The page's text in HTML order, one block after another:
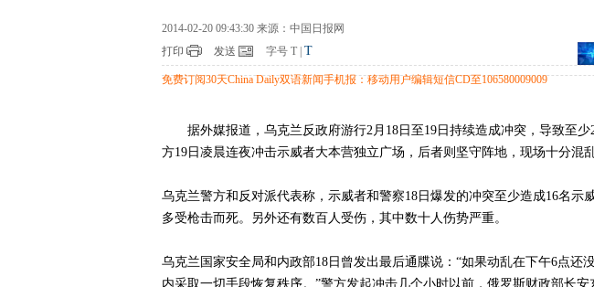
2014-02-20 09:43:30 来源：中国日报网
打印 发送 字号 T T
免费订阅30天China Daily双语新闻手机报：移动用户编辑短信CD至106580009009
据外媒报道，乌克兰反政府游行2月18日至19日持续造成冲突，导致至
方19日凌晨连夜冲击示威者大本营独立广场，后者则坚守阵地，现场十分混乱
乌克兰警方和反对派代表称，示威者和警察18日爆发的冲突至少造成16名示
多受枪击而死。另外还有数百人受伤，其中数十人伤势严重。
乌克兰国家安全局和内政部18日曾发出最后通牒说：“如果动乱在下午6点还
内采取一切手段恢复秩序。”警方发起冲击几个小时以前，俄罗斯财政部长安